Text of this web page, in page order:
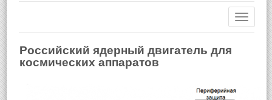
Российский ядерный двигатель для
космических аппаратов